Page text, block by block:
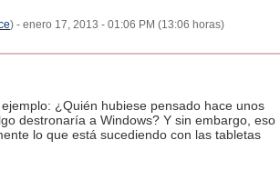
) - enero 17, 2013 - 01:06 PM (13:06 horas)
¿Quién hubiese pensado hace unos
destronaría a Windows? Y sin embargo, eso
lo que está sucediendo con las tabletas